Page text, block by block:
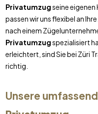
Privatumzugseine
passen wir uns flexibel an
nach einem
Privatumzugspezialisiert
erleichtert, sind Sie bei Züri
richtig.
Unsere